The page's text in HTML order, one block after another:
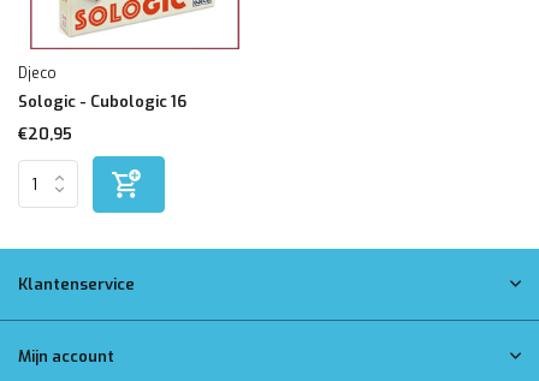
Djeco
Sologic - Cubologic 16
€20,95
Klantenservice
Mijn account